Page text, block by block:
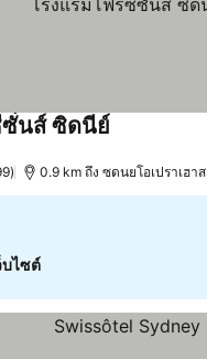
ซั่นส์ ซิดนีย์
0.9 km ถึง ซดนยโอเปราเฮาส
บไซต์